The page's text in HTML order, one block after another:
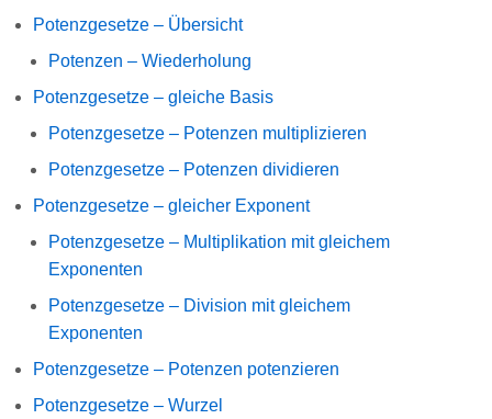
Potenzgesetze – Übersicht
Potenzen – Wiederholung
Potenzgesetze – gleiche Basis
Potenzgesetze – Potenzen multiplizieren
Potenzgesetze – Potenzen dividieren
Potenzgesetze – gleicher Exponent
Potenzgesetze – Multiplikation mit gleichem
Exponenten
Potenzgesetze – Division mit gleichem
Exponenten
Potenzgesetze – Potenzen potenzieren
Potenzgesetze – Wurzel